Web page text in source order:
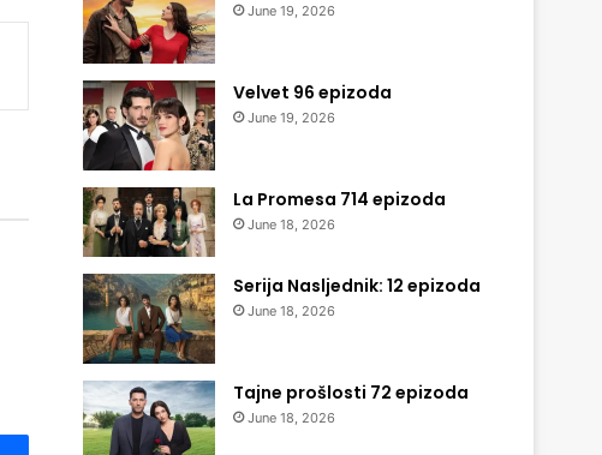
June 19, 2026
Velvet 96 epizoda
June 19, 2026
La Promesa 714 epizoda
June 18, 2026
Serija Nasljednik: 12 epizoda
June 18, 2026
Tajne prošlosti 72 epizoda
June 18, 2026